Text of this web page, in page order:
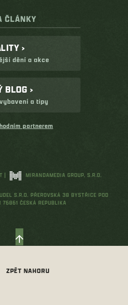
ČLÁNKY
›
dění a akce
BLOG ›
a tipy
partnerem
| MIRANDAMEDIA GROUP, S.R.O.
S.R.O. PŘEROVSKÁ 38 BYSTŘICE POD
76861 ČESKÁ REPUBLIKA